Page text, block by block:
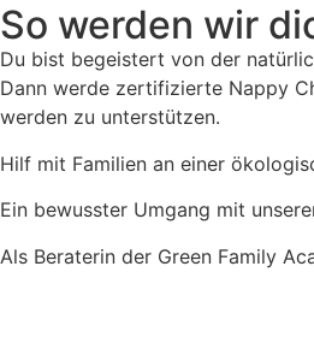
So werden wir
Du bist begeistert von der
Dann werde zertifizierte Nappy
werden zu unterstützen.
Hilf mit Familien an einer
Ein bewusster Umgang mit
Als Beraterin der Green Family